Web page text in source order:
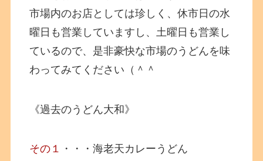
市場内のお店としては珍しく、休市日の水
曜日も営業していますし、土曜日も営業し
ているので、是非豪快な市場のうどんを味
わってみてください（＾＾
《過去のうどん大和》
その１ ・・・海老天カレーうどん